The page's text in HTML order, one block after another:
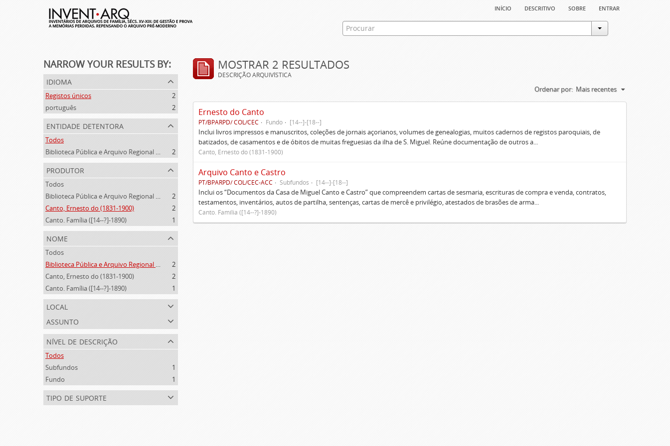
início descritivo sobre entrar
NARROW YOUR RESULTS BY:
idioma
Registos únicos
2
português
2
entidade detentora
Todos
Biblioteca Pública e Arquivo Regional de Ponta Delgada
2
produtor
Todos
Biblioteca Pública e Arquivo Regional de Ponta Delgada (1841- )
2
Canto, Ernesto do (1831-1900)
2
Canto. Família ([14--?]-1890)
1
nome
Todos
Biblioteca Pública e Arquivo Regional de Ponta Delgada (1841- )
2
Canto, Ernesto do (1831-1900)
2
Canto. Família ([14--?]-1890)
1
local
assunto
nível de descrição
Todos
Subfundos
1
Fundo
1
tipo de suporte
MOSTRAR 2 RESULTADOS
DESCRIÇÃO ARQUIVÍSTICA
Ordenar por: Mais recentes
Ernesto do Canto
PT/BPARPD/ COL/CEC Fundo [14--]-[18--]
Inclui livros impressos e manuscritos, coleções de jornais açorianos, volumes de genealogias, muitos cadernos de registos paroquiais, de
batizados, de casamentos e de óbitos de muitas freguesias da ilha de S. Miguel. Reúne documentação de outros a...
Canto, Ernesto do (1831-1900)
Arquivo Canto e Castro
PT/BPARPD/ COL/CEC-ACC Subfundos [14--]-[18--]
Inclui os “Documentos da Casa de Miguel Canto e Castro” que compreendem cartas de sesmaria, escrituras de compra e venda, contratos,
testamentos, inventários, autos de partilha, sentenças, cartas de mercê e privilégio, atestados de brasões de arma...
Canto. Família ([14--?]-1890)